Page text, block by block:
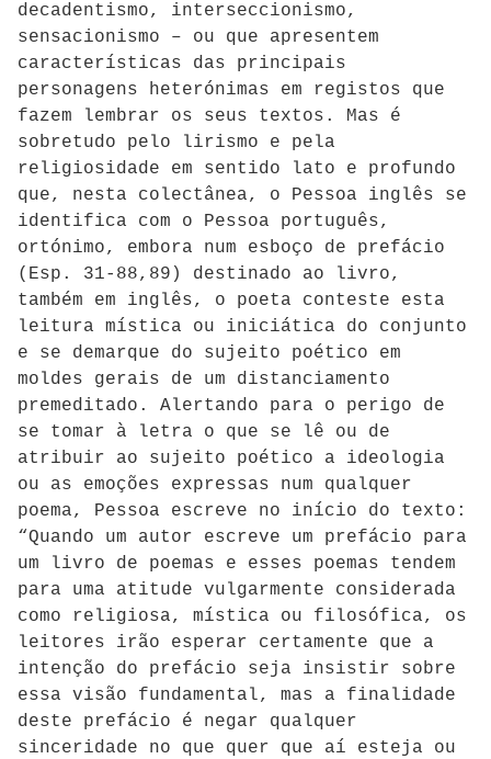
decadentismo, interseccionismo,
sensacionismo – ou que apresentem
características das principais
personagens heterónimas em registos que
fazem lembrar os seus textos. Mas é
sobretudo pelo lirismo e pela
religiosidade em sentido lato e profundo
que, nesta colectânea, o Pessoa inglês se
identifica com o Pessoa português,
ortónimo, embora num esboço de prefácio
(Esp. 31-88,89) destinado ao livro,
também em inglês, o poeta conteste esta
leitura mística ou iniciática do conjunto
e se demarque do sujeito poético em
moldes gerais de um distanciamento
premeditado. Alertando para o perigo de
se tomar à letra o que se lê ou de
atribuir ao sujeito poético a ideologia
ou as emoções expressas num qualquer
poema, Pessoa escreve no início do texto:
“Quando um autor escreve um prefácio para
um livro de poemas e esses poemas tendem
para uma atitude vulgarmente considerada
como religiosa, mística ou filosófica, os
leitores irão esperar certamente que a
intenção do prefácio seja insistir sobre
essa visão fundamental, mas a finalidade
deste prefácio é negar qualquer
sinceridade no que quer que aí esteja ou